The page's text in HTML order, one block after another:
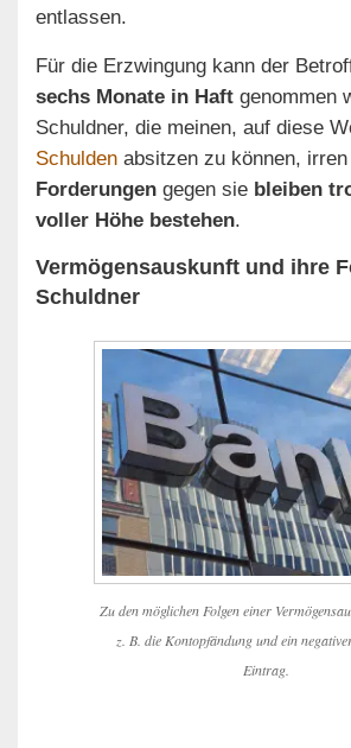
entlassen.
Für die Erzwingung kann der
sechs Monate in Haft genommen
Schuldner, die meinen, auf diese
Schulden absitzen zu können,
Forderungen gegen sie bleiben
voller Höhe bestehen.
Vermögensauskunft und ihre
Schuldner
Zu den möglichen Folgen einer
z. B. die Kontopfändung und ein
Eintrag.